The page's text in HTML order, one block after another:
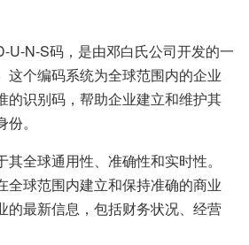
U-N-S码，是由邓白氏公司开发的一
这个编码系统为全球范围内的企业
的识别码，帮助企业建立和维护其
。
全球通用性、准确性和实时性。
全球范围内建立和保持准确的商业
的最新信息，包括财务状况、经营